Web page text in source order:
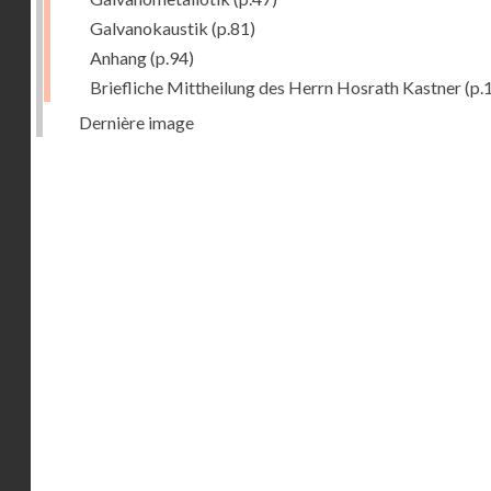
Galvanokaustik (p.81)
Anhang(p.94)
Briefliche Mittheilung des Herrn Hosrath Kastner
Dernière image